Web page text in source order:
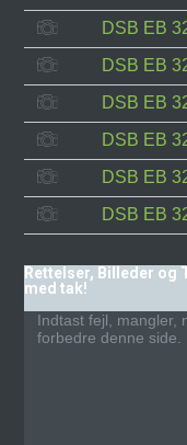
DSB EB
DSB EB
DSB EB
DSB EB
DSB EB
DSB EB
Rettelser, Billeder og
med tak!